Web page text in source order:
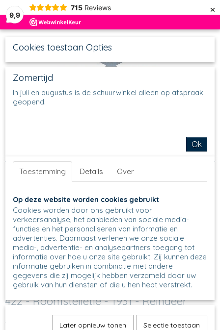
9,9
715 Reviews ×
Inloggen Registreren
422 - Roomstelletje - 1931 - Reindeer
€ 45,00 (inclusief btw 21%)
Cookies toestaan Opties
Zomertijd
In juli en augustus is de schuurwinkel alleen op afspraak
geopend.
Ok
Toestemming Details Over
Op deze website worden cookies gebruikt
Cookies worden door ons gebruikt voor
verkeersanalyse, het aanbieden van sociale media-
functies en het personaliseren van informatie en
advertenties. Daarnaast verlenen we onze sociale
media-, advertentie- en analysepartners toegang tot
informatie over hoe u onze site gebruikt. Zij kunnen deze
informatie gebruiken in combinatie met andere
gegevens die zij mogelijk hebben verzameld door uw
gebruik van hun diensten of die u hen hebt verstrekt.
Later opnieuw tonen Selectie toestaan